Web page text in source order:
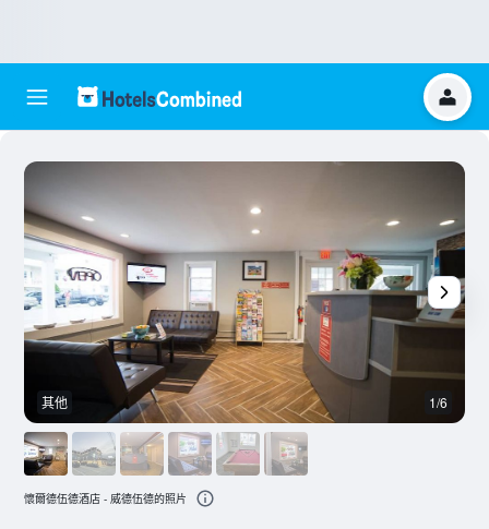
其他 1/6
懷爾德伍德酒店 - 威德伍德的照片